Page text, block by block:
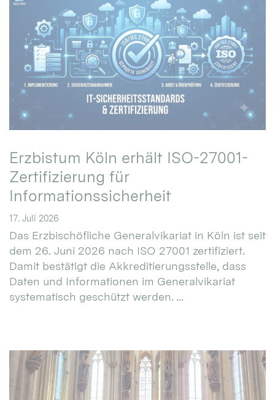
Erzbistum Köln erhält ISO-27001-
Zertifizierung für
Informationssicherheit
17. Juli 2026
Das Erzbischöfliche Generalvikariat in Köln ist seit
dem 26. Juni 2026 nach ISO 27001 zertifiziert.
Damit bestätigt die Akkreditierungsstelle, dass
Daten und Informationen im Generalvikariat
systematisch geschützt werden. ...